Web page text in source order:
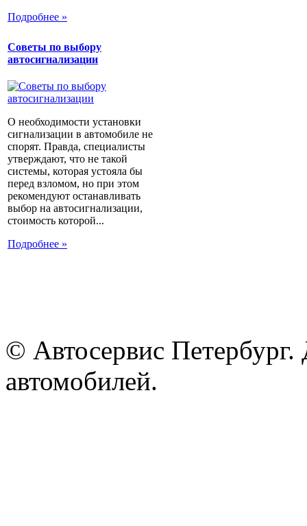
Подробнее »
Советы по выбору
автосигнализации
О необходимости установки
сигнализации в автомобиле не
спорят. Правда, специалисты
утверждают, что не такой
системы, которая устояла бы
перед взломом, но при этом
рекомендуют останавливать
выбор на автосигнализации,
стоимость которой...
Подробнее »
© Автосервис
автомобилей.